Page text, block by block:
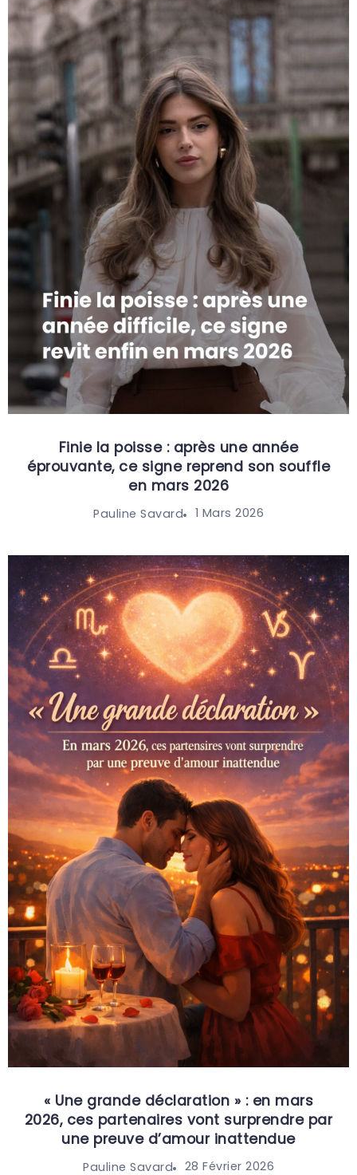
Finie la poisse : après une année
éprouvante, ce signe reprend son souffle
en mars 2026
Pauline Savard 1 Mars 2026
« Une grande déclaration » : en mars
2026, ces partenaires vont surprendre par
une preuve d’amour inattendue
Pauline Savard 28 Février 2026